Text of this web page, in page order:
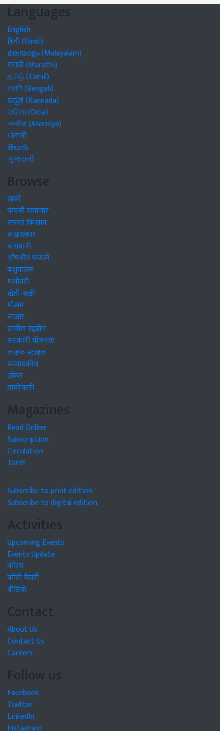
Languages
English
हिंदी (Hindi)
മലയാളം (Malayalam)
मराठी (Marathi)
தமிழ் (Tamil)
বাঙালি (Bengali)
ಕನ್ನಡ (Kannada)
ଓଡିଆ (Odia)
অসমীয়া (Asomiya)
ਪੰਜਾਬੀ
తెలుగు
ગુજરાતી
Browse
खबरें
कंपनी समाचार
सफल किसान
साक्षात्कार
बागवानी
औषधीय फसलें
पशुपालन
मशीनरी
खेती-बाड़ी
मौसम
बाजार
ग्रामीण उद्द्योग
सरकारी योजनाएं
लाइफ स्टाइल
सम्पादकीय
जॉब्स
डायरेक्टरी
Magazines
Read Online
Subscription
Circulation
Tariff
Subscribe to print edition
Subscribe to digital edition
Activities
Upcoming Events
Events Update
फोरम
फोटो गैलरी
वीडियो
Contact
About Us
Contact Us
Careers
Follow us
Facebook
Twitter
LinkedIn